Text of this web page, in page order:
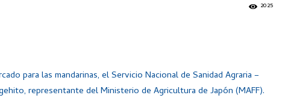
2025
para las mandarinas, el Servicio Nacional de Sanidad Agraria –
representante del Ministerio de Agricultura de Japón (MAFF).